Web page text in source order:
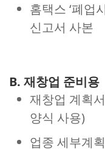
홈택스 ‘폐업
신고서 사본
B. 재창업 준비용
재창업 계획
양식 사용)
업종 세부계